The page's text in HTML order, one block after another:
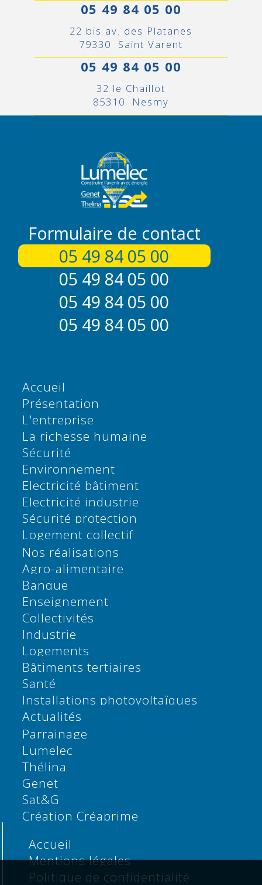
05 49 84 05 00
22 bis av. des Platanes
79330 Saint Varent
05 49 84 05 00
32 le Chaillot
85310 Nesmy
Formulaire de contact
05 49 84 05 00
05 49 84 05 00
05 49 84 05 00
05 49 84 05 00
Accueil
Présentation
L'entreprise
La richesse humaine
Sécurité
Environnement
Electricité bâtiment
Electricité industrie
Sécurité protection
Logement collectif
Nos réalisations
Agro-alimentaire
Banque
Enseignement
Collectivités
Industrie
Logements
Bâtiments tertiaires
Santé
Installations photovoltaïques
Actualités
Parrainage
Lumelec
Thélina
Genet
Sat&G
Création Créaprime
Accueil
Mentions légales
Politique de confidentialité